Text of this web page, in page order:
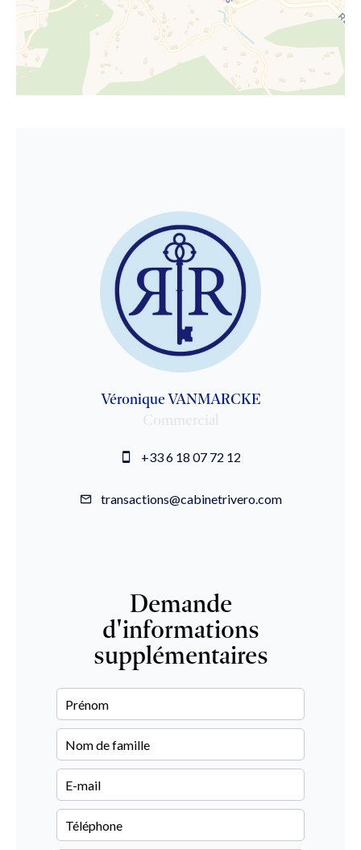
Véronique VANMARCKE
+33 6 18 07 72 12
transactions@cabinetrivero.com
Demande
d'informations
supplémentaires